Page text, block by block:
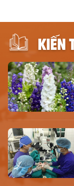
KIẾN